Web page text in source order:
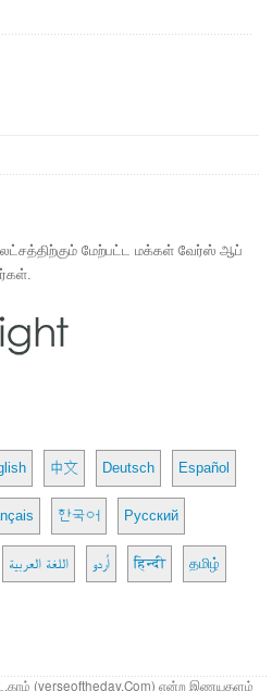
மேற்பட்ட மக்கள் வேர்ஸ் ஆப்
中文 Deutsch Español
한국어 Русский
اللغة العربية اُردو हिन्दी தமிழ்
(verseoftheday.Com) என்ற இணயதளம்